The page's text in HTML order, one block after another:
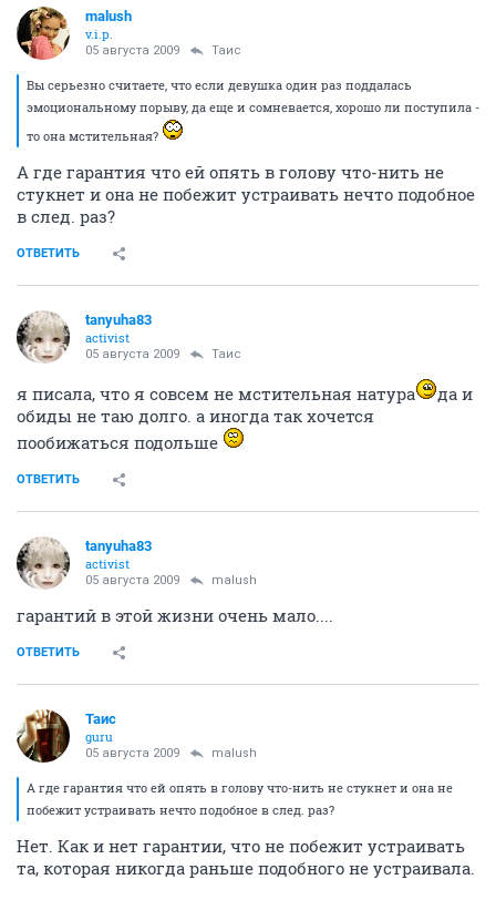
malush
v.i.p.
05 августа 2009 Таис
Вы серьезно считаете, что если девушка один раз поддалась
эмоциональному порыву, да еще и сомневается, хорошо ли поступила -
то она мстительная?
А где гарантия что ей опять в голову что-нить не
стукнет и она не побежит устраивать нечто подобное
в след. раз?
ОТВЕТИТЬ
tanyuha83
activist
05 августа 2009 Таис
я писала, что я совсем не мстительная натура
да и
обиды не таю долго. а иногда так хочется
пообижаться подольше
ОТВЕТИТЬ
tanyuha83
activist
05 августа 2009 malush
гарантий в этой жизни очень мало....
ОТВЕТИТЬ
Таис
guru
05 августа 2009 malush
А где гарантия что ей опять в голову что-нить не стукнет и она не
побежит устраивать нечто подобное в след. раз?
Нет. Как и нет гарантии, что не побежит устраивать
та, которая никогда раньше подобного не устраивала.